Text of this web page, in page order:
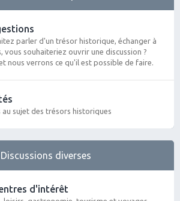
parler d'un trésor historique, échanger à
vous souhaiteriez ouvrir une discussion ?
nous verrons ce qu'il est possible de faire.
au sujet des trésors historiques
Discussions diverses
d'intérêt